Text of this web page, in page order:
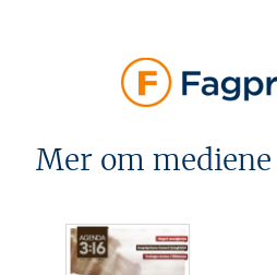
Mer om